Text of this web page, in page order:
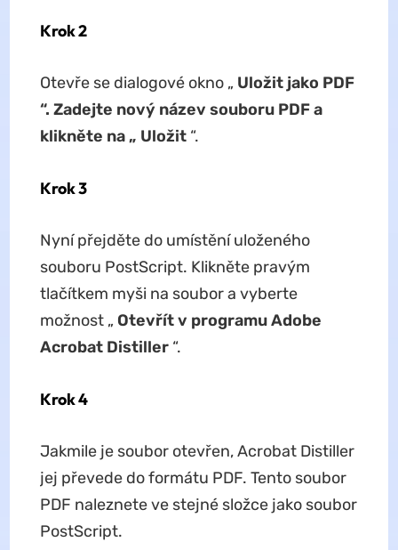
Krok 2
Otevře se dialogové okno „ Uložit jako PDF
“. Zadejte nový název souboru PDF a
klikněte na „ Uložit“.
Krok 3
Nyní přejděte do umístění uloženého
souboru PostScript. Klikněte pravým
tlačítkem myši na soubor a vyberte
možnost „ Otevřít v programu Adobe
Acrobat Distiller“.
Krok 4
Jakmile je soubor otevřen, Acrobat Distiller
jej převede do formátu PDF. Tento soubor
PDF naleznete ve stejné složce jako soubor
PostScript.